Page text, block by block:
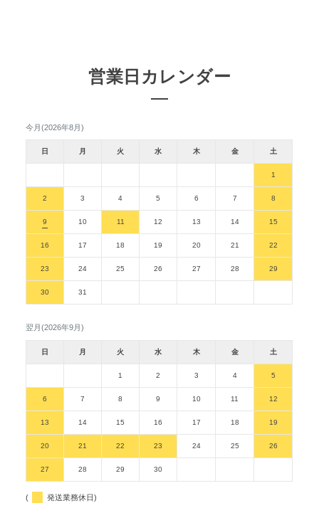
営業日カレンダー
今月(2026年8月)
日 月 火 水 木 金 土
1
2 3 4 5 6 7 8
9 10 11 12 13 14 15
16 17 18 19 20 21 22
23 24 25 26 27 28 29
30 31
翌月(2026年9月)
日 月 火 水 木 金 土
1 2 3 4 5
6 7 8 9 10 11 12
13 14 15 16 17 18 19
20 21 22 23 24 25 26
27 28 29 30
( 発送業務休日)